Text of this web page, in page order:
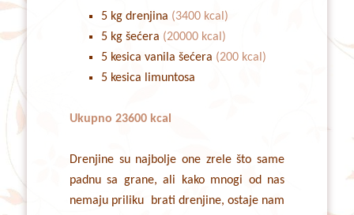
5 kg drenjina (3400 kcal)
5 kg šećera (20000 kcal)
5 kesica vanila šećera (200 kcal)
5 kesica limuntosa
Ukupno 23600 kcal
Drenjine su najbolje one zrele što same
padnu sa grane, ali kako mnogi od nas
nemaju priliku brati drenjine, ostaje nam